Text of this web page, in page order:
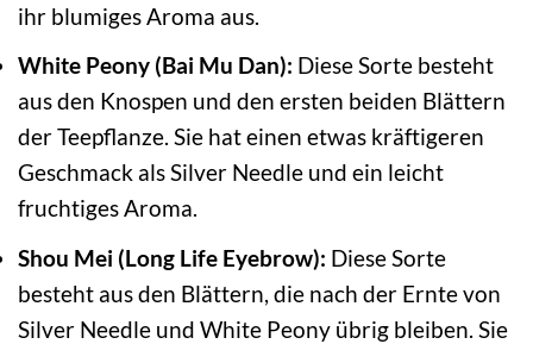
ihr blumiges Aroma aus.
White Peony (Bai Mu Dan): Diese Sorte besteht
aus den Knospen und den ersten beiden Blättern
der Teepflanze. Sie hat einen etwas kräftigeren
Geschmack als Silver Needle und ein leicht
fruchtiges Aroma.
Shou Mei (Long Life Eyebrow): Diese Sorte
besteht aus den Blättern, die nach der Ernte von
Silver Needle und White Peony übrig bleiben. Sie